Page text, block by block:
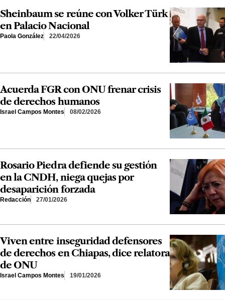
Sheinbaum se reúne con Volker Türk
en Palacio Nacional
Paola González 22/04/2026
Acuerda FGR con ONU frenar crisis
de derechos humanos
Israel Campos Montes 08/02/2026
Rosario Piedra defiende su gestión
en la CNDH, niega quejas por
desaparición forzada
Redacción 27/01/2026
Viven entre inseguridad defensores
de derechos en Chiapas, dice relatora
de ONU
Israel Campos Montes 19/01/2026